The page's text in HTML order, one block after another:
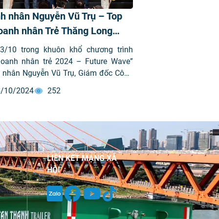
nhân Nguyễn Vũ Trụ – Top
nhân Trẻ Thăng Long
Khẳng định giá trị và tầm
lược
10 trong khuôn khổ chương trình
nhân trẻ 2024 – Future Wave”
Nguyễn Vũ Trụ, Giám đốc Công
Đầu tư Phát triển Máy Việt Nam
– mã chứng khoán VVS), đã được
Long 2024. Đây không chỉ là sự công
những thành tựu vượt bậc của ông
đánh dấu một cột mốc quan trọng
trình phát triển của VIMID.
10/2024 252
LIÊN KẾT MẠNG XÃ
HỘI